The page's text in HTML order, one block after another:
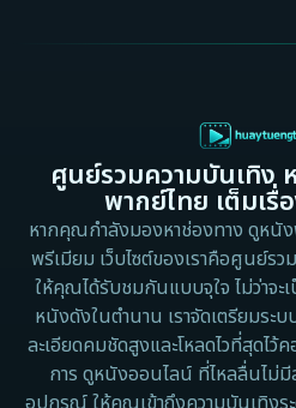
ศูนย์รวมความบันเทิง
พากย์ไทย เต็มเ
หากคุณกำลังมองหาช่องทาง ดูหนั
พรีเมียม เว็บไซต์ของเราคือศูนย์ร
ให้คุณได้รับชมกันแบบจุใจ ไม่ว่าจะ
หนังดังในตำนาน เราจัดเตรียมร
ละเอียดคมชัดสูงและโหลดไวที่สุดไ
การ ดูหนังออนไลน์ ที่ไหลลื่นไม่